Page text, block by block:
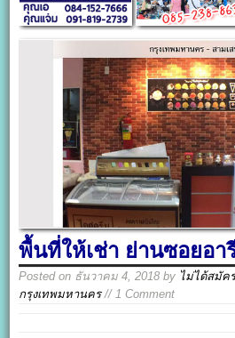
พื้นที่ให้เช่า ย่านซอยอา
Posted on ธันวาคม 4, 2018 by ไม่ได้สมัค
กรุงเทพมหานคร// 1 Comment